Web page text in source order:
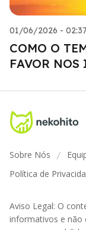
01/06/2026 -
COMO O
FAVOR NOS
Sobre Nós /
Política de
Aviso Legal: O
informativos e não